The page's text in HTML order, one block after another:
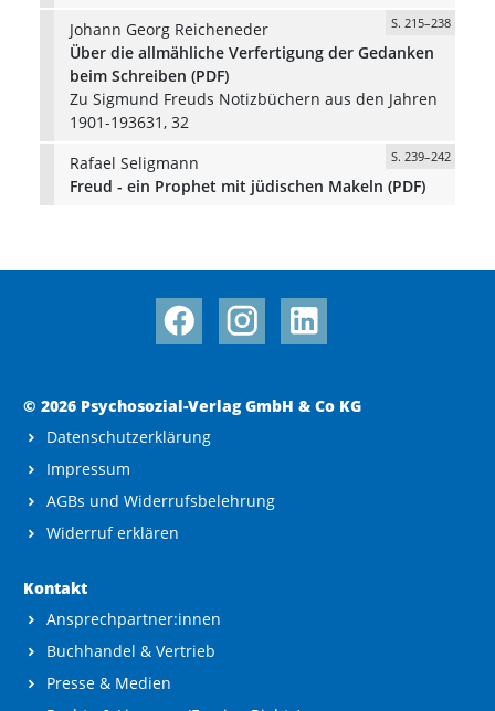
Johann Georg Reicheneder
S. 215–238
Über die allmähliche Verfertigung der Gedanken
beim Schreiben (PDF)
Zu Sigmund Freuds Notizbüchern aus den Jahren
1901-193631, 32
Rafael Seligmann
S. 239–242
Freud - ein Prophet mit jüdischen Makeln (PDF)
© 2026 Psychosozial-Verlag GmbH & Co KG
Datenschutzerklärung
Impressum
AGBs und Widerrufsbelehrung
Widerruf erklären
Kontakt
Ansprechpartner:innen
Buchhandel & Vertrieb
Presse & Medien